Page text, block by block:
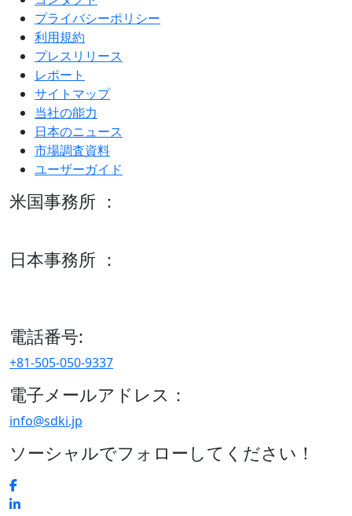
プライバシーポリシー
利用規約
プレスリリース
レポート
サイトマップ
当社の能力
日本のニュース
市場調査資料
ユーザーガイド
米国事務所 ：
日本事務所 ：
電話番号:
+81-505-050-9337
電子メールアドレス：
info@sdki.jp
ソーシャルでフォローしてください！